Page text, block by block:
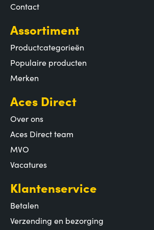
Contact
Assortiment
Productcategorieën
Populaire producten
Merken
Aces Direct
Over ons
Aces Direct team
MVO
Vacatures
Klantenservice
Betalen
Verzending en bezorging